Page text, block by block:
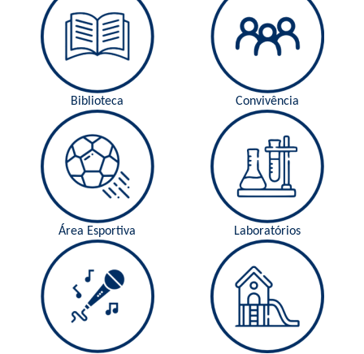
Biblioteca Convivência
Área Esportiva Laboratórios